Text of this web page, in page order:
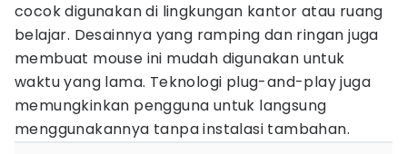
cocok digunakan di lingkungan kantor atau ruang
belajar. Desainnya yang ramping dan ringan juga
membuat mouse ini mudah digunakan untuk
waktu yang lama. Teknologi plug-and-play juga
memungkinkan pengguna untuk langsung
menggunakannya tanpa instalasi tambahan.